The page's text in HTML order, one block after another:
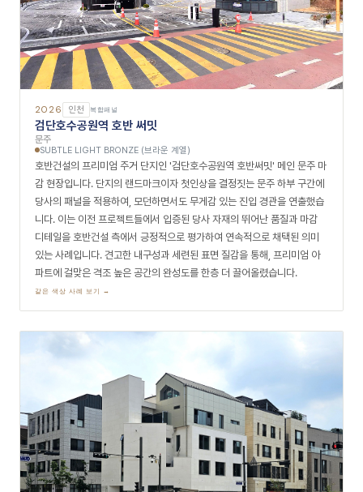
2026 인천 복합패널
검단호수공원역 호반 써밋
문주
SUBTLE LIGHT BRONZE (브라운 계열)
호반건설의 프리미엄 주거 단지인 '검단호수공원역 호반써밋' 메인 문주 마
감 현장입니다. 단지의 랜드마크이자 첫인상을 결정짓는 문주 하부 구간에
당사의 패널을 적용하여, 모던하면서도 무게감 있는 진입 경관을 연출했습
니다. 이는 이전 프로젝트들에서 입증된 당사 자재의 뛰어난 품질과 마감
디테일을 호반건설 측에서 긍정적으로 평가하여 연속적으로 채택된 의미
있는 사례입니다. 견고한 내구성과 세련된 표면 질감을 통해, 프리미엄 아
파트에 걸맞은 격조 높은 공간의 완성도를 한층 더 끌어올렸습니다.
같은 색상 사례 보기 →